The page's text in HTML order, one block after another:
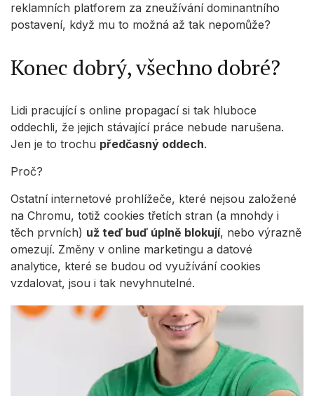
reklamních platforem za zneužívání dominantního
postavení, když mu to možná až tak nepomůže?
Konec dobrý, všechno dobré?
Lidi pracující s online propagací si tak hluboce
oddechli, že jejich stávající práce nebude narušena.
Jen je to trochu předčasný oddech.
Proč?
Ostatní internetové prohlížeče, které nejsou založené
na Chromu, totiž cookies třetích stran (a mnohdy i
těch prvních) už teď buď úplně blokují, nebo výrazně
omezují. Změny v online marketingu a datové
analytice, které se budou od využívání cookies
vzdalovat, jsou i tak nevyhnutelné.